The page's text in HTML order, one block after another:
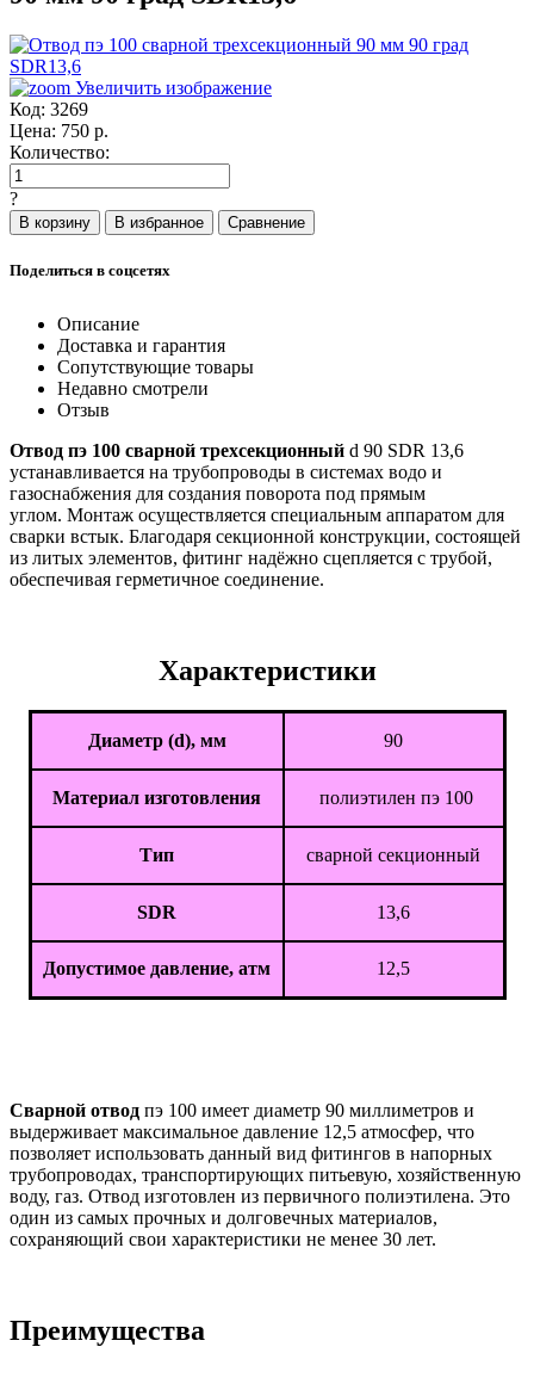
Увеличить изображение
Код: 3269
Цена: 750 р.
Количество:
?
Поделиться в соцсетях
Описание
Доставка и гарантия
Сопутствующие товары
Недавно смотрели
Отзыв
Отвод пэ 100 сварной трехсекционный d 90 SDR 13,6
устанавливается на трубопроводы в системах водо и
газоснабжения для создания поворота под прямым
углом. Монтаж осуществляется специальным аппаратом для
сварки встык. Благодаря секционной конструкции, состоящей
из литых элементов, фитинг надёжно сцепляется с трубой,
обеспечивая герметичное соединение.
Характеристики
Диаметр (d), мм 90
Материал изготовления полиэтилен пэ 100
Тип сварной секционный
SDR 13,6
Допустимое давление, атм 12,5
Сварной отвод пэ 100 имеет диаметр 90 миллиметров и
выдерживает максимальное давление 12,5 атмосфер, что
позволяет использовать данный вид фитингов в напорных
трубопроводах, транспортирующих питьевую, хозяйственную
воду, газ. Отвод изготовлен из первичного полиэтилена. Это
один из самых прочных и долговечных материалов,
сохраняющий свои характеристики не менее 30 лет.
Преимущества